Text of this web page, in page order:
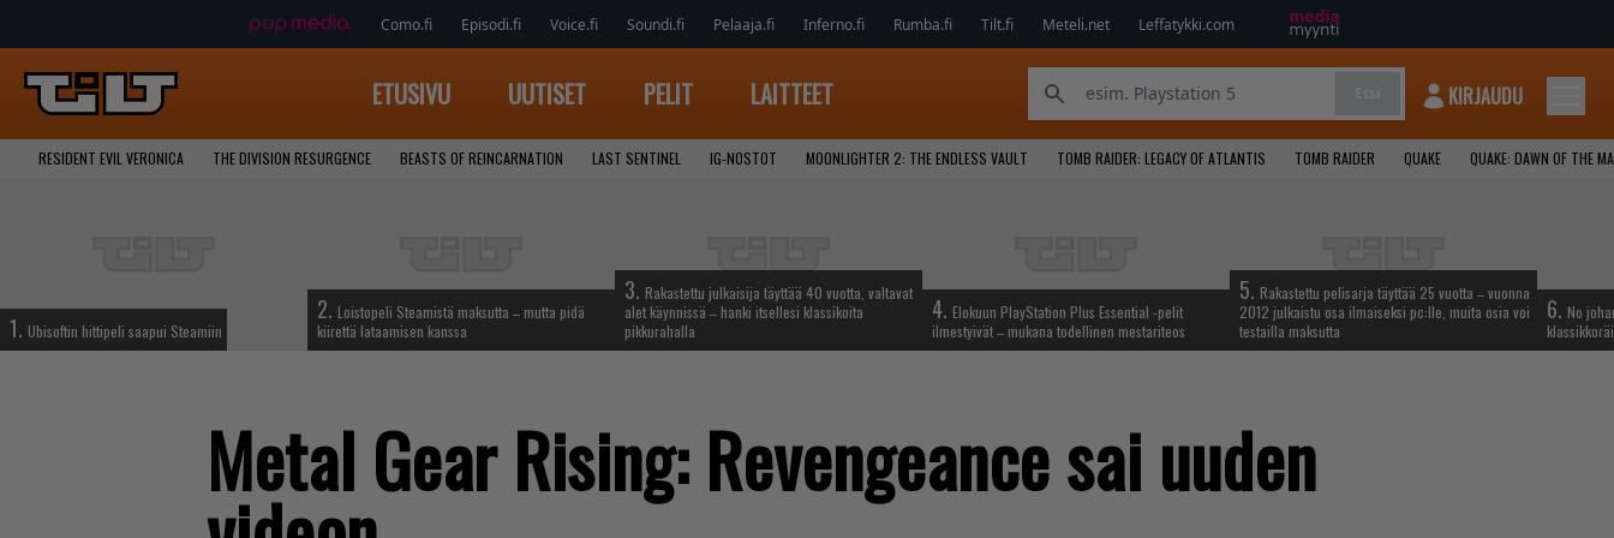
Como.fi Episodi.fi Voice.fi Soundi.fi Pelaaja.fi Inferno.fi Rumba.fi Tilt.fi Meteli.net Leffatykki.com
ETUSIVU UUTISET PELIT LAITTEET KIRJAUDU
RESIDENT EVIL VERONICA THE DIVISION RESURGENCE BEASTS OF REINCARNATION LAST SENTINEL IG-NOSTOT MOONLIGHTER 2: THE ENDLESS VAULT TOMB RAIDER: LEGACY OF ATLANTIS TOMB RAIDER QUAKE QUAKE: DAWN OF THE
1. Ubisoftin hittipeli saapui Steamiin
2. Loistopeli Steamistä maksutta – mutta pidä
kiirettä lataamisen kanssa
3. Rakastettu julkaisija täyttää 40 vuotta, valtavat
alet käynnissä – hanki itsellesi klassikoita
pikkurahalla
4. Elokuun PlayStation Plus Essential -pelit
ilmestyivät – mukana todellinen mestariteos
5. Rakastettu pelisarja täyttää 25 vuotta – vuonna
2012 julkaistu osa ilmaiseksi pc:lle, muita osia voi
testailla maksutta
6. No
Metal Gear Rising: Revengeance sai uuden